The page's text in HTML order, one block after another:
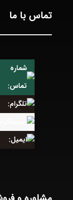
تماس با ما
شماره
تماس:
تلگرام:
ایمیل: